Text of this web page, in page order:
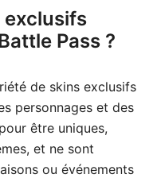
exclusifs
Pass ?
de skins exclusifs
personnages et des
être uniques,
et ne sont
ou événements